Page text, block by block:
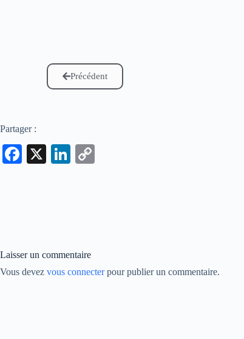
Précédent
Partager :
Fa
X
Li
Laisser un commentaire
Vous devez vous connecterpour publier un commentaire.